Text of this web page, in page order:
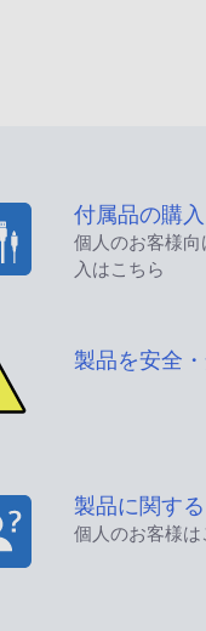
付属品の購入
個人のお客様
入はこちら
製品を安全
製品に関す
個人のお客様